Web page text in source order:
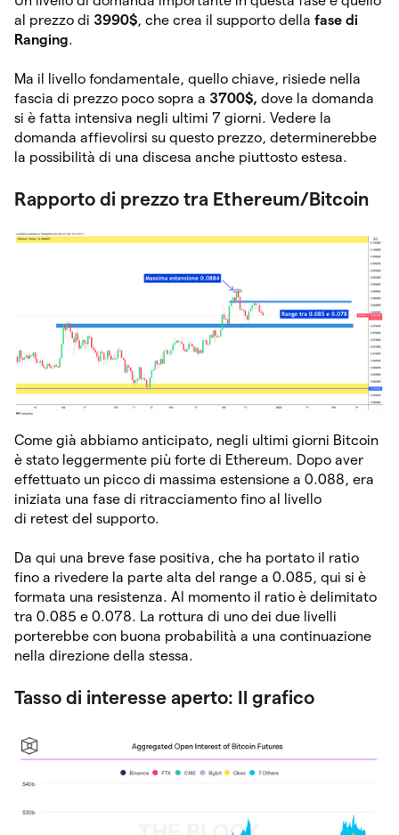
al prezzo di 3990$, che crea il supporto della fase di
Ranging.
Ma il livello fondamentale, quello chiave, risiede nella
fascia di prezzo poco sopra a 3700$, dove la domanda
si è fatta intensiva negli ultimi 7 giorni. Vedere la
domanda affievolirsi su questo prezzo, determinerebbe
la possibilità di una discesa anche piuttosto estesa.
Rapporto di prezzo tra Ethereum/Bitcoin
Come già abbiamo anticipato, negli ultimi giorni Bitcoin
è stato leggermente più forte di Ethereum. Dopo aver
effettuato un picco di massima estensione a 0.088, era
iniziata una fase di ritracciamento fino al livello
di retest del supporto.
Da qui una breve fase positiva, che ha portato il ratio
fino a rivedere la parte alta del range a 0.085, qui si è
formata una resistenza. Al momento il ratio è delimitato
tra 0.085 e 0.078. La rottura di uno dei due livelli
porterebbe con buona probabilità a una continuazione
nella direzione della stessa.
Tasso di interesse aperto: Il grafico